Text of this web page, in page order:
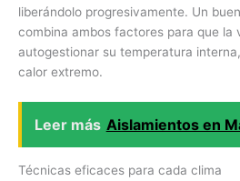
liberándolo progresivamente. Un
combina ambos factores para que la
autogestionar su temperatura
calor extremo.
Leer más Aislamientos en
Técnicas eficaces para cada clima